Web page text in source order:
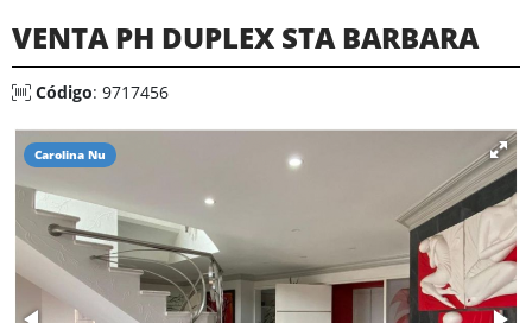
VENTA PH DUPLEX STA BARBARA
Código: 9717456
Carolina Nu